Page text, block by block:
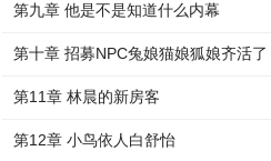
第九章 他是不是知道什么内幕
第十章 招募NPC兔娘猫娘狐娘齐活了
第11章 林晨的新房客
第12章 小鸟依人白舒怡